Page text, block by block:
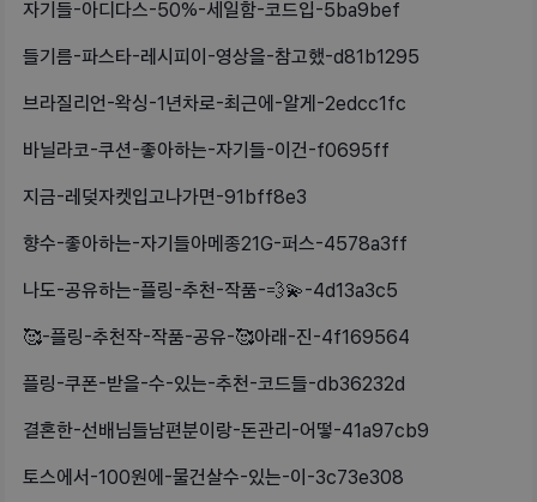
자기들-아디다스-50%-세일함-코드입-5ba9bef
들기름-파스타-레시피이-영상을-참고했-d81b1295
브라질리언-왁싱-1년차로-최근에-알게-2edcc1fc
바닐라코-쿠션-좋아하는-자기들-이건-f0695ff
지금-레덪자켓입고나가면-91bff8e3
향수-좋아하는-자기들아메종21G-퍼스-4578a3ff
나도-공유하는-플링-추천-작품-💨💫-4d13a3c5
🥰-플링-추천작-작품-공유-🥰아래-진-4f169564
플링-쿠폰-받을-수-있는-추천-코드들-db36232d
결혼한-선배님들남편분이랑-돈관리-어떻-41a97cb9
토스에서-100원에-물건살수-있는-이-3c73e308